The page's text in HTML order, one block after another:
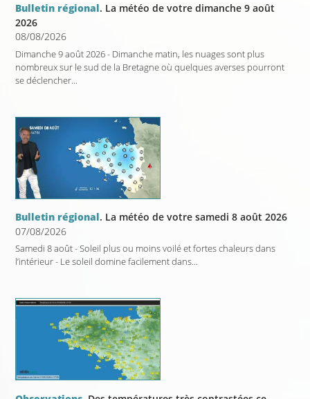
Bulletin régional. La météo de votre dimanche 9 août
2026
08/08/2026
Dimanche 9 août 2026 - Dimanche matin, les nuages sont plus
nombreux sur le sud de la Bretagne où quelques averses pourront
se déclencher...
Bulletin régional. La météo de votre samedi 8 août 2026
07/08/2026
Samedi 8 août - Soleil plus ou moins voilé et fortes chaleurs dans
l’intérieur - Le soleil domine facilement dans...